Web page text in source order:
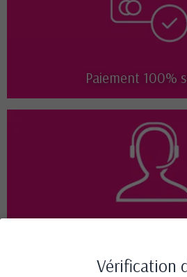
Paiement 100%
Vérification